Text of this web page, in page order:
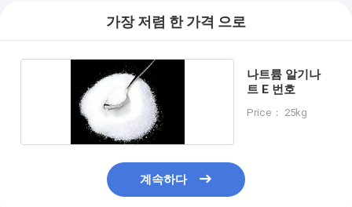
가장 저렴 한 가격 으로
나트륨 알기나
트 E 번호
Price： 25kg
계속하다